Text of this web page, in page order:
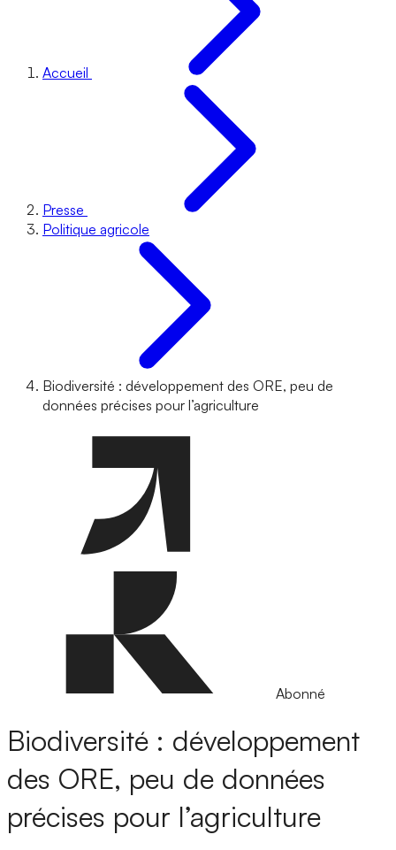
Accueil
Presse
Politique agricole
Biodiversité : développement des ORE, peu de
données précises pour l’agriculture
Abonné
Biodiversité : développement
des ORE, peu de données
précises pour l’agriculture